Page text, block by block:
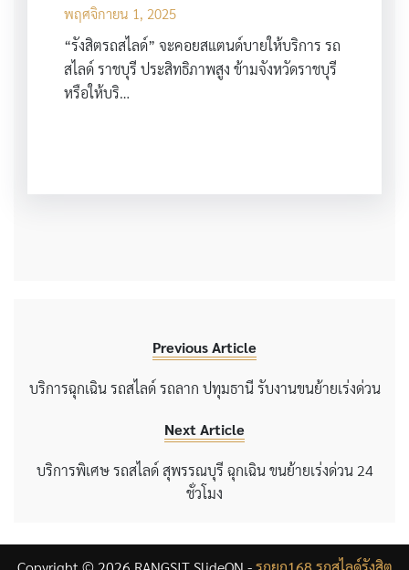
พฤศจิกายน 1, 2025
“รังสิตรถสไลด์” จะคอยสแตนด์บายให้บริการ รถ
สไลด์ ราชบุรี ประสิทธิภาพสูง ข้ามจังหวัดราชบุรี
หรือให้บริ…
Previous Article
บริการฉุกเฉิน รถสไลด์ รถลาก ปทุมธานี รับงานขนย้ายเร่งด่วน
Next Article
บริการพิเศษ รถสไลด์ สุพรรณบุรี ฉุกเฉิน ขนย้ายเร่งด่วน 24
ชั่วโมง